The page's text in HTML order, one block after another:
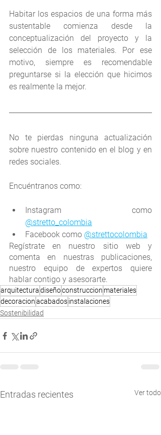
Habitar los espacios de una forma más
sustentable comienza desde la
conceptualización del proyecto y la
selección de los materiales. Por ese
motivo, siempre es recomendable
preguntarse si la elección que hicimos
es realmente la mejor.
No te pierdas ninguna actualización
sobre nuestro contenido en el blog y en
redes sociales.
Encuéntranos como:
@stretto_colombia
Facebook como @strettocolombia
Regístrate en nuestro sitio web y
comenta en nuestras publicaciones,
nuestro equipo de expertos quiere
hablar contigo y asesorarte.
arquitecturadiseñoconstruccion materiales
decoracionacabadosinstalaciones
Sostenibilidad
Entradas recientes Ver todo